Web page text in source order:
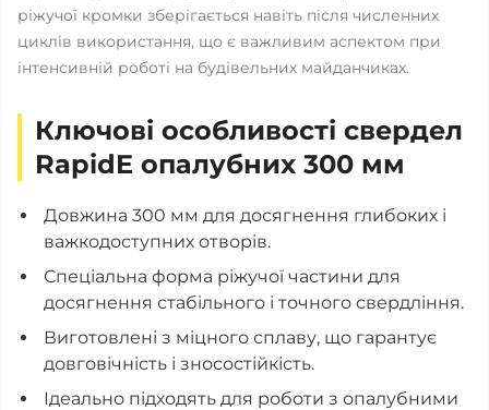
ріжучої кромки зберігається навіть після численних
циклів використання, що є важливим аспектом при
інтенсивній роботі на будівельних майданчиках.
Ключові особливості свердел
RapidE опалубних 300 мм
Довжина 300 мм для досягнення глибоких і
важкодоступних отворів.
Спеціальна форма ріжучої частини для
досягнення стабільного і точного свердління.
Виготовлені з міцного сплаву, що гарантує
довговічність і зносостійкість.
Ідеально підходять для роботи з опалубними